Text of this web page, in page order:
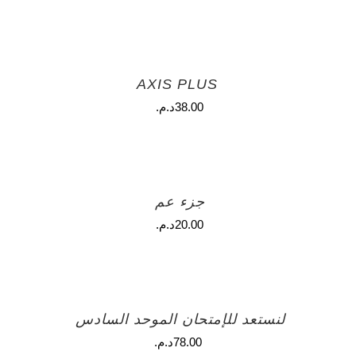
38.00د.م.
جزء عم
20.00د.م.
لنستعد للإمتحان الموحد السادس
78.00د.م.